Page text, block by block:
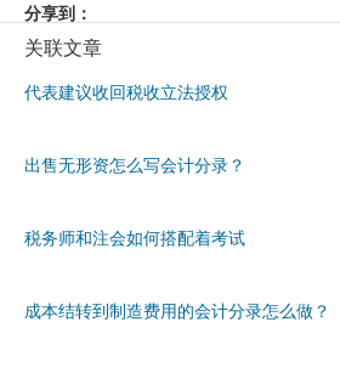
分享到：
关联文章
代表建议收回税收立法授权
出售无形资怎么写会计分录？
税务师和注会如何搭配着考试
成本结转到制造费用的会计分录怎么做？